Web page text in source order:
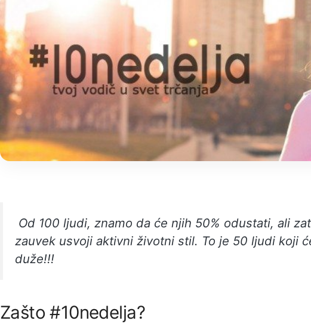
Od 100 ljudi, znamo da će njih 50% odustati, ali
zauvek usvoji aktivni životni stil. To je 50 ljudi koji
duže!!!
Zašto #10nedelja?